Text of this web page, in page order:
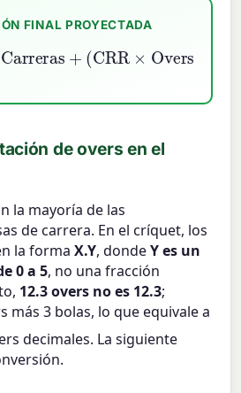
FINAL PROYECTADA
=Carreras (CRR×
Overs Restantes
de overs en el
la mayoría de las
de carrera. En el críquet, los
la formaX.Y, dondeY es un
0 a 5, no una fracción
12.3 overs no es 12.3;
más 3 bolas, lo que equivale a
decimales. La siguiente